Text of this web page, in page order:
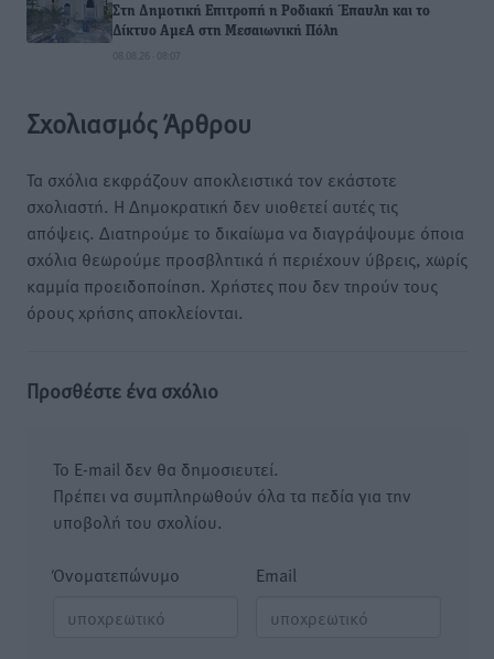
Στη Δημοτική Επιτροπή η Ροδιακή Έπαυλη και το
Δίκτυο ΑμεΑ στη Μεσαιωνική Πόλη
08.08.26 · 08:07
Σχολιασμός Άρθρου
Τα σχόλια εκφράζουν αποκλειστικά τον εκάστοτε
σχολιαστή. Η Δημοκρατική δεν υιοθετεί αυτές τις
απόψεις. Διατηρούμε το δικαίωμα να διαγράψουμε όποια
σχόλια θεωρούμε προσβλητικά ή περιέχουν ύβρεις, χωρίς
καμμία προειδοποίηση. Χρήστες που δεν τηρούν τους
όρους χρήσης αποκλείονται.
Προσθέστε ένα σχόλιο
Το E-mail δεν θα δημοσιευτεί.
Πρέπει να συμπληρωθούν όλα τα πεδία για την
υποβολή του σχολίου.
Όνοματεπώνυμο Email